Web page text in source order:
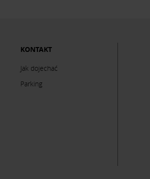
KONTAKT
Jak dojechać
Parking